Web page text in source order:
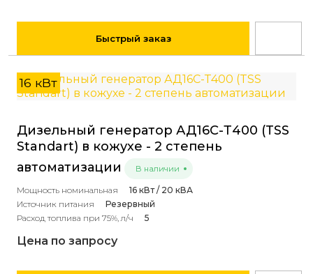
Быстрый заказ
16 кВт
Дизельный генератор АД16С-Т400 (TSS
Standart) в кожухе - 2 степень
автоматизации
В наличии
Мощность номинальная
16 кВт / 20 кВА
Источник питания
Резервный
Расход топлива при 75%, л/ч
5
Цена по запросу